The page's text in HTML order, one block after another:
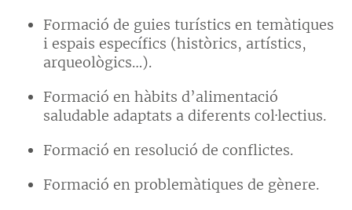
Formació de guies turístics en temàtiques
i espais específics (històrics, artístics,
arqueològics…).
Formació en hàbits d’alimentació
saludable adaptats a diferents col·lectius.
Formació en resolució de conflictes.
Formació en problemàtiques de gènere.